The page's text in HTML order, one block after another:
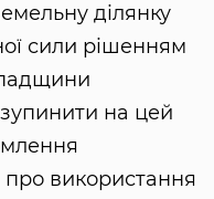
ділянку
сили рішенням
на цей
використання